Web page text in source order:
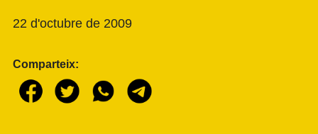
22 d'octubre de 2009
Comparteix: